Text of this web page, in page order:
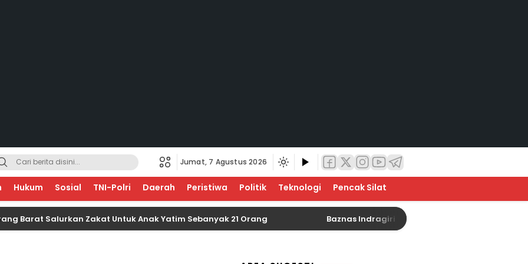
Jumat, 7 Agustus 2026
Hukum Sosial TNI-Polri Daerah Peristiwa Politik Teknologi Pencak Silat
Salurkan Zakat Untuk Anak Yatim Sebanyak 21 Orang Baznas Indragiri Hulu Siap Sukseskan Program